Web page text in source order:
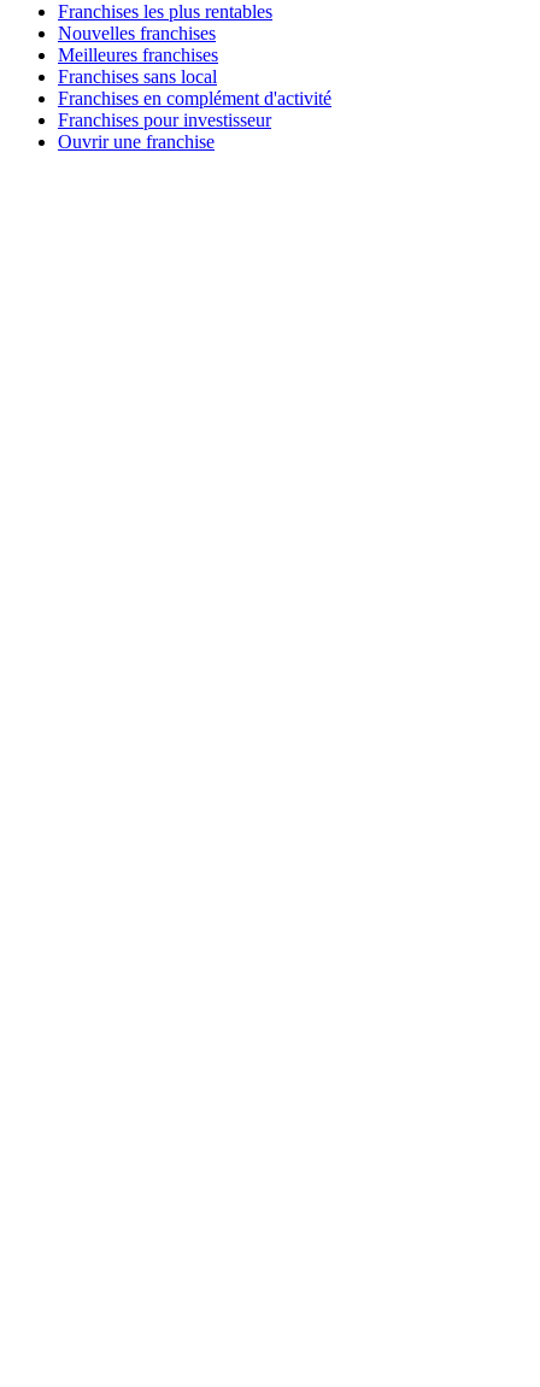
Franchises les plus rentables
Nouvelles franchises
Meilleures franchises
Franchises sans local
Franchises en complément d'activité
Franchises pour investisseur
Ouvrir une franchise